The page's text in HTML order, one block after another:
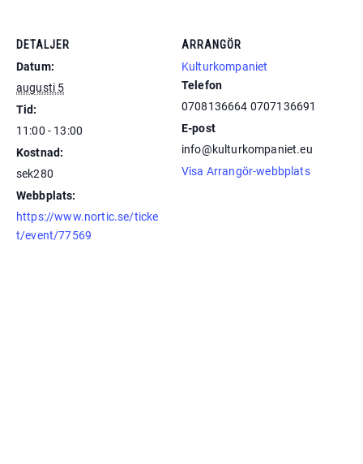
DETALJER
Datum:
augusti 5
Tid:
11:00 - 13:00
Kostnad:
sek280
Webbplats:
https://www.nortic.se/ticke
t/event/77569
ARRANGÖR
Kulturkompaniet
Telefon
0708136664 0707136691
E-post
info@kulturkompaniet.eu
Visa Arrangör-webbplats